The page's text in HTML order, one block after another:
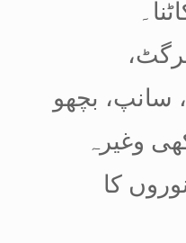
سانپ، بچھو
وغیرہ
کا